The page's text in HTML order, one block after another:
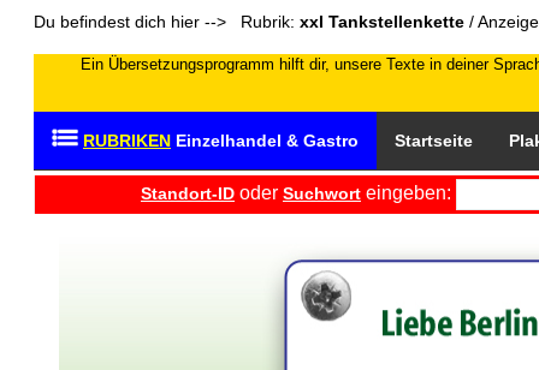
Du befindest dich hier --> Rubrik: xxl Tankstellenkette /
Ein Übersetzungsprogramm hilft dir, unsere Texte in deiner
RUBRIKEN Einzelhandel & Gastro Startseite
Standort-ID oder Suchwort eingeben: